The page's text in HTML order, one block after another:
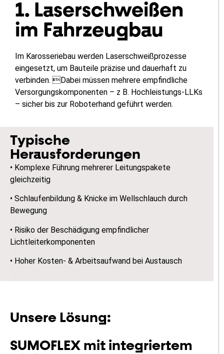
1. Laserschweißen
im Fahrzeugbau
Im Karosseriebau werden Laserschweißprozesse
eingesetzt, um Bauteile präzise und dauerhaft zu
verbinden. Dabei müssen mehrere empfindliche
Versorgungskomponenten – z B. Hochleistungs-LLKs
– sicher bis zur Roboterhand geführt werden.
Typische
Herausforderungen
• Komplexe Führung mehrerer Leitungspakete
gleichzeitig
• Schlaufenbildung & Knicke im Wellschlauch durch
Bewegung
• Risiko der Beschädigung empfindlicher
Lichtleiterkomponenten
• Hoher Kosten- & Arbeitsaufwand bei Austausch
Unsere Lösung:
SUMOFLEX mit integriertem